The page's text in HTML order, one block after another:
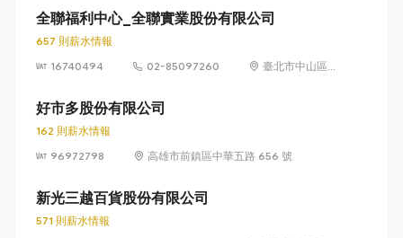
全聯福利中心_全聯實業股份有限公司
657 則薪水情報
16740494
02-85097260
臺北市中山區敬
好市多股份有限公司
162 則薪水情報
96972798
高雄市前鎮區中華五路 656 號
新光三越百貨股份有限公司
571 則薪水情報